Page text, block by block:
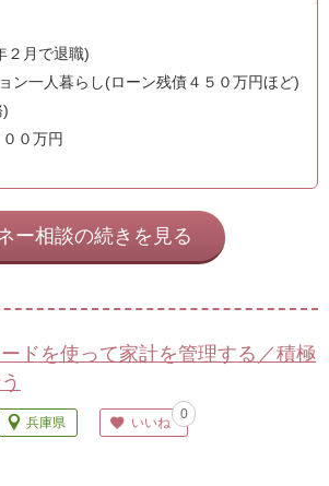
２月で退職)
ン一人暮らし(ローン残債４５０万円ほど)
)
０万円
ー相談の続きを見る
ドを使って家計を管理する／積極
兵庫県 いいね
0